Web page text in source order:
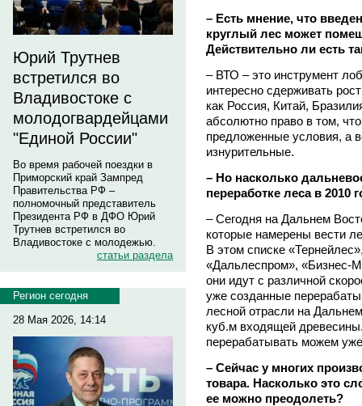
Юрий Трутнев
встретился во
Владивостоке с
молодогвардейцами
"Единой России"
Во время рабочей поездки в
Приморский край Зампред
Правительства РФ –
полномочный представитель
Президента РФ в ДФО Юрий
Трутнев встретился во
Владивостоке с молодежью.
статьи раздела
Регион сегодня
28 Мая 2026, 14:14
– Есть мнение, что
круглый лес может
Действительно ли есть
– ВТО – это инструмент
интересно сдерживать
как Россия, Китай,
абсолютно право в том,
предложенные условия, а
изнурительные.
– Но насколько
переработке леса в
– Сегодня на Дальнем
которые намерены вести
В этом списке
«Дальлеспром», «Бизнес-
они идут с различной
уже созданные
лесной отрасли на
куб.м входящей
перерабатывать можем
– Сейчас у многих
товара. Насколько это
ее можно преодолеть?